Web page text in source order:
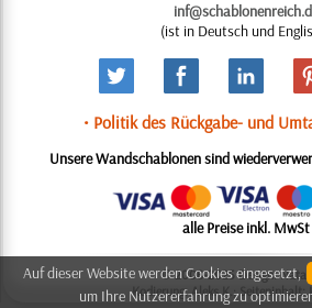
(ist in Deutsch und
• Politik des Rückgabe- und
Unsere Wandschablonen sind
alle Preise inkl. MwSt
© 2006-2025 Design:
Kodierung: Aleks K.; Seiteninhalt:
Auf dieser Website werden Cookies eingesetzt,
um Ihre Nutzererfahrung zu